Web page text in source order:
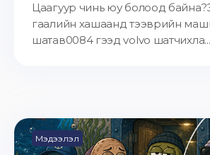
Цаагуур чинь юу болоод
гаалийн хашаанд тээврийн
шатав0084 гээд volvo шатчихла...
Мэдээлэл